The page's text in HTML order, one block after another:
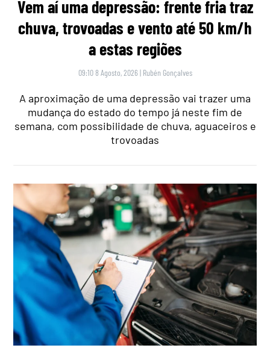
Vem aí uma depressão: frente fria traz
chuva, trovoadas e vento até 50 km/h
a estas regiões
09:10 8 Agosto, 2026 | Rubén Gonçalves
A aproximação de uma depressão vai trazer uma
mudança do estado do tempo já neste fim de
semana, com possibilidade de chuva, aguaceiros e
trovoadas